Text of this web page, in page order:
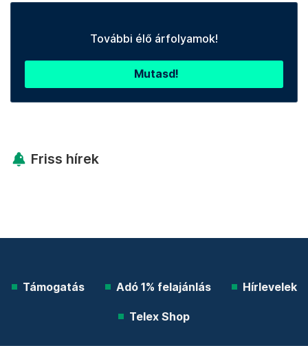
További élő árfolyamok!
Mutasd!
Friss hírek
Támogatás Adó 1% felajánlás Hírlevelek
Telex Shop